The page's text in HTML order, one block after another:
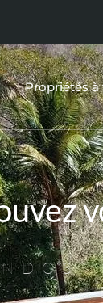
Propriétés à